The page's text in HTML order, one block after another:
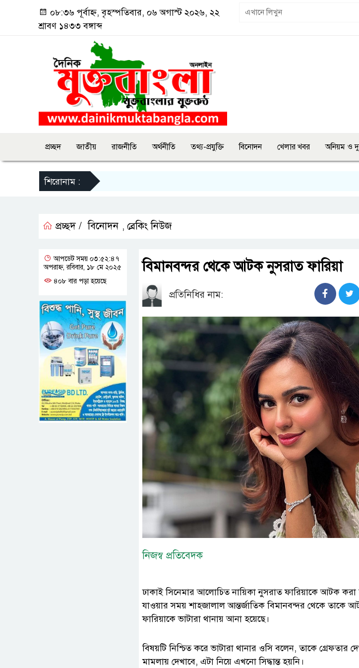
০৮:৩৬ পূর্বাহ্ন, বৃহস্পতিবার, ০৬ অগাস্ট ২০২৬, ২২
শ্রাবণ ১৪৩৩ বঙ্গাব্দ
প্রচ্ছদ জাতীয় রাজনীতি অর্থনীতি তথ্য-প্রযুক্তি বিনোদন খেলার খবর অনিয়ম ও
শিরোনাম :
প্রচ্ছদ / বিনোদন , ব্রেকিং নিউজ
বিমানবন্দর থেকে আটক নুসরাত ফারিয়া
প্রতিনিধির নাম:
নিজস্ব প্রতিবেদক
ঢাকাই সিনেমার আলোচিত নায়িকা নুসরাত ফারিয়াকে আটক করা
যাওয়ার সময় শাহজালাল আন্তর্জাতিক বিমানবন্দর থেকে তাকে
ফারিয়াকে ভাটারা থানায় আনা হয়েছে।
বিষয়টি নিশ্চিত করে ভাটারা থানার ওসি বলেন, তাকে গ্রেফতার
মামলায় দেখাবে, এটা নিয়ে এখনো সিদ্ধান্ত হয়নি।
আপডেট সময় ০৩:৫২:৪৭
অপরাহ্ন, রবিবার, ১৮ মে ২০২৫
৪০৮ বার পড়া হয়েছে